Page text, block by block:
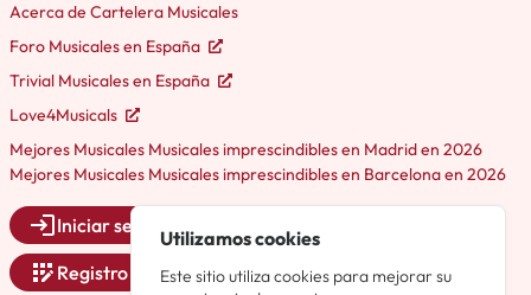
Acerca de Cartelera Musicales
Foro Musicales en España
Trivial Musicales en España
Love4Musicals
Mejores Musicales Musicales imprescindibles en Madrid en 2026
Mejores Musicales Musicales imprescindibles en Barcelona en 2026
Iniciar sesión
Registro
Utilizamos cookies
Este sitio utiliza cookies para mejorar su